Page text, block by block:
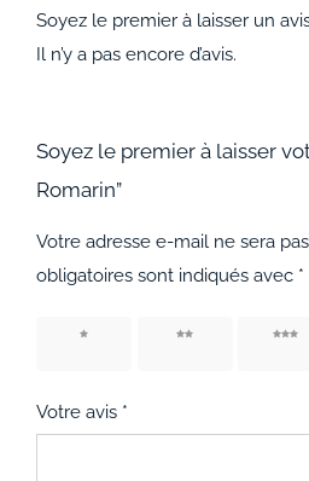
Soyez le premier à laisser un
Il n’y a pas encore d’avis.
Soyez le premier à laisser
Romarin”
Votre adresse e-mail ne sera
obligatoires sont indiqués avec *
1 étoile
2 étoiles
3 étoiles
Votre avis *